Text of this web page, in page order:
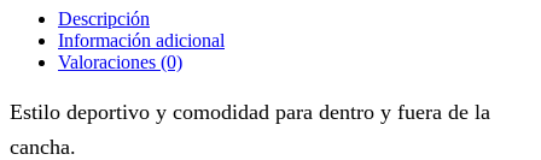
Descripción
Información adicional
Valoraciones (0)
Estilo deportivo y comodidad para dentro y fuera de la
cancha.